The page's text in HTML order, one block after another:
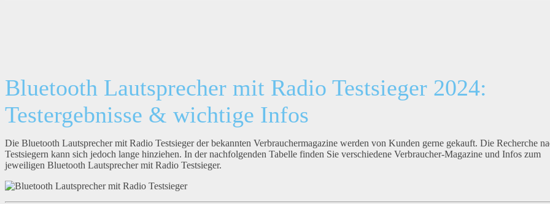
Bluetooth Lautsprecher mit Radio Testsieger 2024:
Testergebnisse & wichtige Infos
Die Bluetooth Lautsprecher mit Radio Testsieger der bekannten Verbrauchermagazine werden von Kunden gerne gekauft. Die Recherche
Testsiegern kann sich jedoch lange hinziehen. In der nachfolgenden Tabelle finden Sie verschiedene Verbraucher-Magazine und Infos zum
jeweiligen Bluetooth Lautsprecher mit Radio Testsieger.